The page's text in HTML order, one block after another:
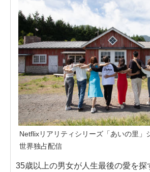
Netflixリアリティシリーズ「あいの里」
世界独占配信
35歳以上の男女が人生最後の愛を探